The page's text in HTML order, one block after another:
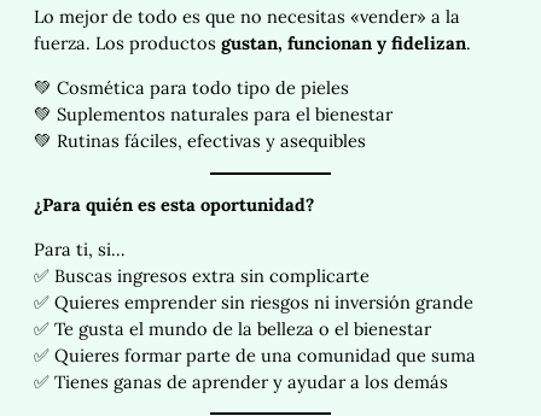
Lo mejor de todo es que no necesitas «vender» a la
fuerza. Los productos gustan, funcionan y fidelizan.
💚 Cosmética para todo tipo de pieles
💚 Suplementos naturales para el bienestar
💚 Rutinas fáciles, efectivas y asequibles
¿Para quién es esta oportunidad?
Para ti, si…
✅ Buscas ingresos extra sin complicarte
✅ Quieres emprender sin riesgos ni inversión grande
✅ Te gusta el mundo de la belleza o el bienestar
✅ Quieres formar parte de una comunidad que suma
✅ Tienes ganas de aprender y ayudar a los demás